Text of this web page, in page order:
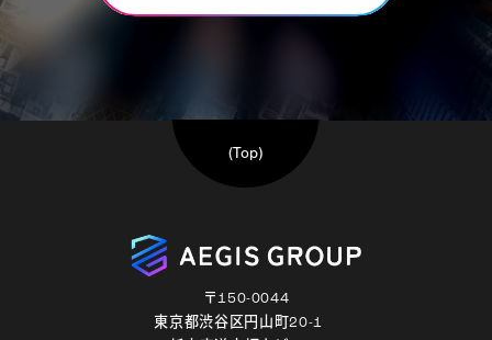
〒150-0044
東京都渋谷区円山町20-1
(Top)